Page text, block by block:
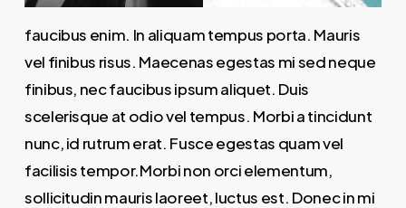
faucibus enim. In aliquam tempus porta. Mauris
vel finibus risus. Maecenas egestas mi sed neque
finibus, nec faucibus ipsum aliquet. Duis
scelerisque at odio vel tempus. Morbi a tincidunt
nunc, id rutrum erat. Fusce egestas quam vel
facilisis tempor.Morbi non orci elementum,
sollicitudin mauris laoreet, luctus est. Donec in mi